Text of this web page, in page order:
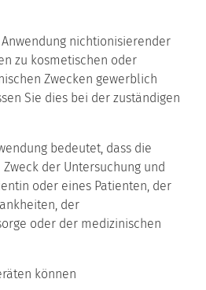
nichtionisierender
zu kosmetischen oder
Zwecken gewerblich
Sie dies bei der zuständigen
bedeutet, dass die
der Untersuchung und
oder eines Patienten, der
der
oder der medizinischen
können